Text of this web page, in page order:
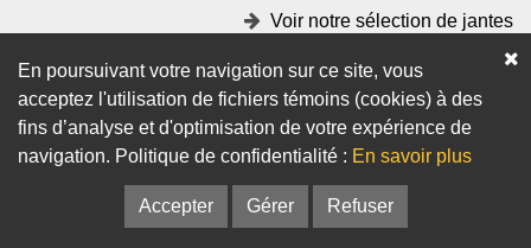
Voir notre sélection de jantes
Accessoires
Adaptateurs Bagues de centrage
En poursuivant votre navigation sur ce site, vous
acceptez l'utilisation de fichiers témoins (cookies) à des
fins d’analyse et d'optimisation de votre expérience de
navigation. Politique de confidentialité : En savoir plus
Accepter Gérer Refuser